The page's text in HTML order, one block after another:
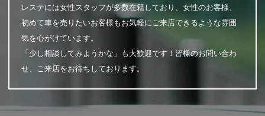
レステには女性スタッフが多数在籍しており、女性のお客様、
初めて車を売りたいお客様もお気軽にご来店できるような雰囲
気を心がけています。
「少し相談してみようかな」も大歓迎です！皆様のお問い合わ
せ、ご来店をお待ちしております。